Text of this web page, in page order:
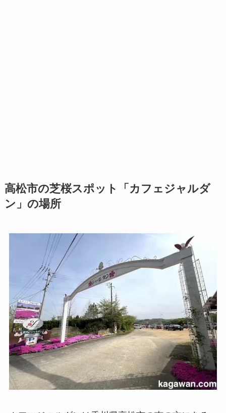
高松市の芝桜スポット「カフェジャルダ
ン」の場所